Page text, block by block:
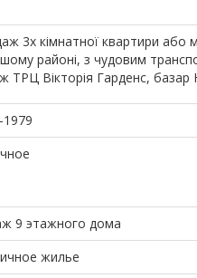
3х кімнатної квартири або
районі, з чудовим
ТРЦ Вікторія Гарденс,
1979
9 этажного дома
жилье